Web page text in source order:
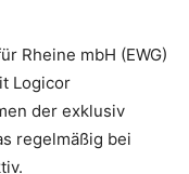
Rheine mbH (EWG)
Logicor
der exklusiv
regelmäßig bei